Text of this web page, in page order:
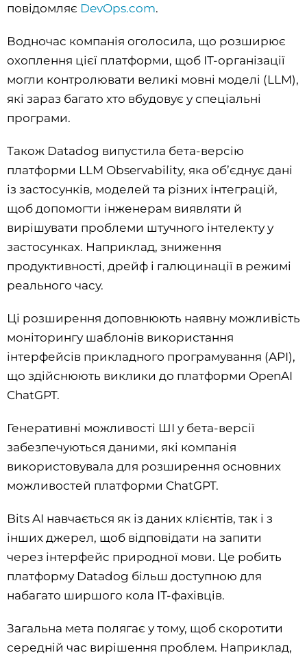
повідомляє DevOps.com.
Водночас компанія оголосила, що розширює
охоплення цієї платформи, щоб ІТ-організації
могли контролювати великі мовні моделі (LLM),
які зараз багато хто вбудовує у спеціальні
програми.
Також Datadog випустила бета-версію
платформи LLM Observability, яка об’єднує дані
із застосунків, моделей та різних інтеграцій,
щоб допомогти інженерам виявляти й
вирішувати проблеми штучного інтелекту у
застосунках. Наприклад, зниження
продуктивності, дрейф і галюцинації в режимі
реального часу.
Ці розширення доповнюють наявну можливість
моніторингу шаблонів використання
інтерфейсів прикладного програмування (API),
що здійснюють виклики до платформи OpenAI
ChatGPT.
Генеративні можливості ШІ у бета-версії
забезпечуються даними, які компанія
використовувала для розширення основних
можливостей платформи ChatGPT.
Bits AI навчається як із даних клієнтів, так і з
інших джерел, щоб відповідати на запити
через інтерфейс природної мови. Це робить
платформу Datadog більш доступною для
набагато ширшого кола ІТ-фахівців.
Загальна мета полягає у тому, щоб скоротити
середній час вирішення проблем. Наприклад,